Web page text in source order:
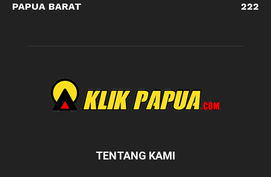
PAPUA BARAT
222
TENTANG KAMI